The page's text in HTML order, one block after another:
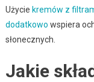
Użycie kremów z
dodatkowo wspiera
słonecznych.
Jakie